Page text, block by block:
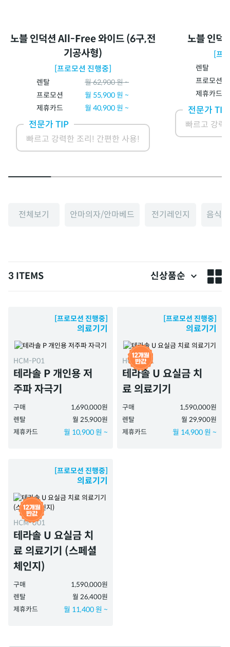
노블 인덕션 All-Free 와이드 (6구,전
기공사형)
[프로모션 진행중]
렌탈 월62,900원 ~
프로모션
월 55,900원 ~
제휴카드
월40,900원 ~
전문가 TIP
빠르고 강력한 조리! 간편한 사용!
노블 인
[프
렌탈
프로모션
제휴카드
전문가 TIP
빠르고 강력
전체보기 안마의자/안마베드 전기레인지 음식
3 ITEMS 신상품순
[프로모션 진행중]
의료기기
HCM-P01
테라솔 P 개인용 저
주파 자극기
구매
1,690,000원
렌탈
월 25,900원
제휴카드
월 10,900 원 ~
[프로모션 진행중]
의료기기
HCM-U01
테라솔 U 요실금 치
료 의료기기
구매
1,590,000원
렌탈
월 29,900원
제휴카드
월 14,900 원 ~
[프로모션 진행중]
의료기기
HCM-U01
테라솔 U 요실금 치
료 의료기기 (스페셜
체인지)
구매
1,590,000원
렌탈
월 26,400원
제휴카드
월 11,400 원 ~